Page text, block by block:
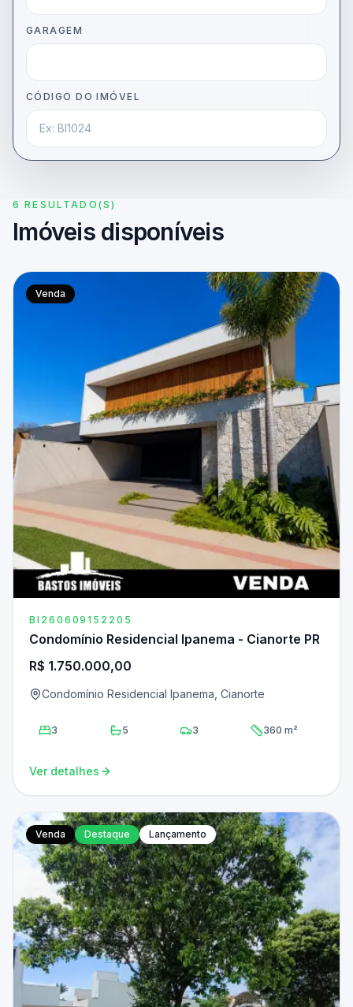
GARAGEM
CÓDIGO DO IMÓVEL
6 RESULTADO(S)
Imóveis disponíveis
Venda
BI260609152205
Condomínio Residencial Ipanema - Cianorte PR
R$ 1.750.000,00
Condomínio Residencial Ipanema, Cianorte
3 5 3 360 m²
Ver detalhes
Venda Destaque Lançamento